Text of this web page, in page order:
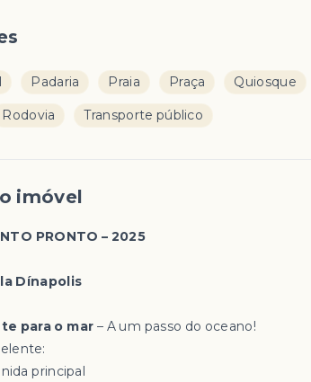
Padaria Praia Praça Quiosque
Rodovia Transporte público
imóvel
PRONTO – 2025
Dínapolis
para o mar – A um passo do oceano!
principal